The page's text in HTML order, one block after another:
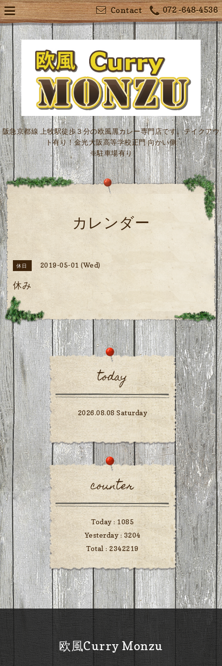
072 -648-4536
Contact
阪急京都線 上牧駅徒歩３分の欧風黒カレー専門店です。テイクアウ
ト有り！金光大阪高等学校正門 向かい側
※駐車場有り
カレンダー
休日 2019-05-01 (Wed)
休み
today
2026.08.08 Saturday
counter
Today : 1085
Yesterday : 3204
Total : 2342219
欧風Curry Monzu